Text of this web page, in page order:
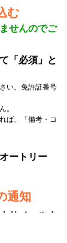
む
せんのでご
「必須」と
い。免許証番号
。
ば、「備考・コ
ートリー
通知
りメールま